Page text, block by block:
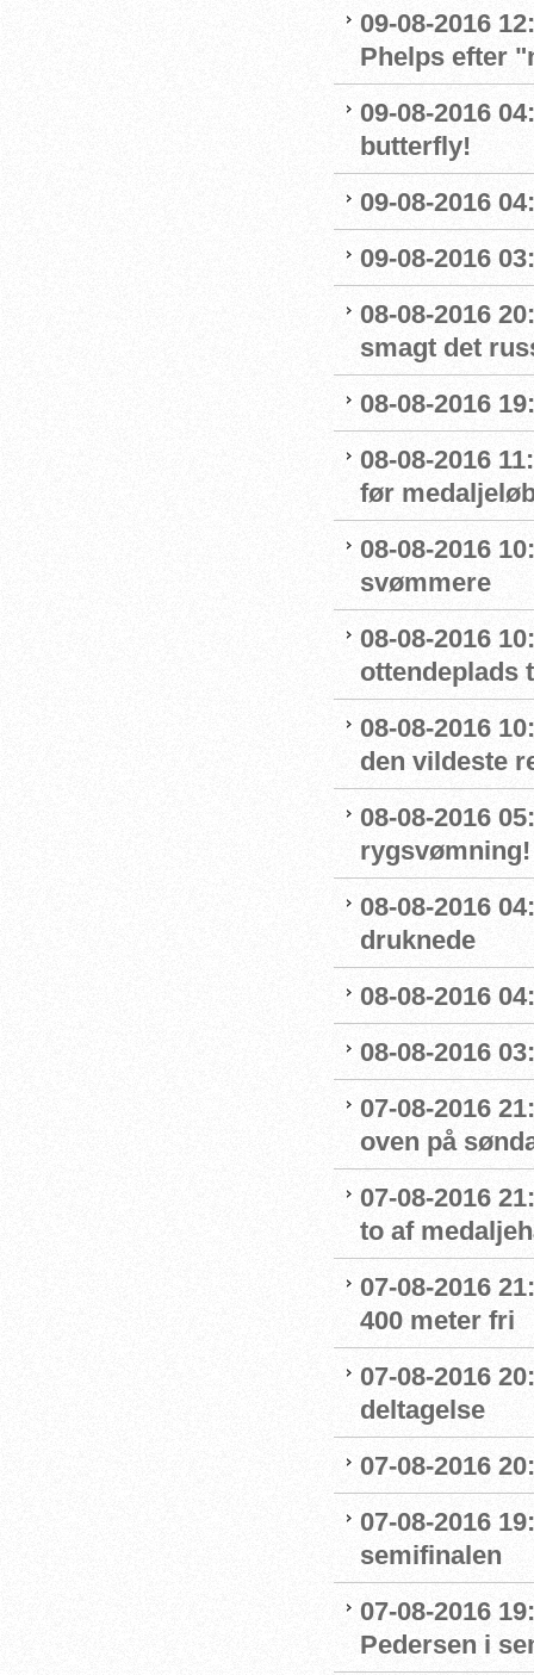
09-08-2016
Phelps efter
09-08-2016
butterfly!
09-08-2016
09-08-2016
08-08-2016
smagt det
08-08-2016
08-08-2016
før
08-08-2016
svømmere
08-08-2016
ottendeplads
08-08-2016
den vildeste
08-08-2016
rygsvømning!
08-08-2016
druknede
08-08-2016
08-08-2016
07-08-2016
oven på
07-08-2016
to af
07-08-2016
400 meter fri
07-08-2016
deltagelse
07-08-2016
07-08-2016
semifinalen
07-08-2016
Pedersen i